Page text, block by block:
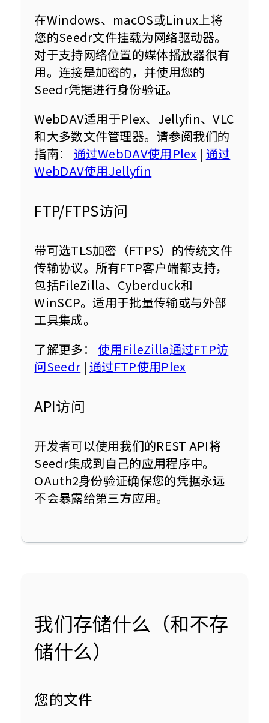
在Windows、macOS或Linux上将
您的Seedr文件挂载为网络驱动器。
对于支持网络位置的媒体播放器很有
用。连接是加密的，并使用您的
Seedr凭据进行身份验证。
WebDAV适用于Plex、Jellyfin、VLC
和大多数文件管理器。请参阅我们的
指南： 通过WebDAV使用Plex | 通过
WebDAV使用Jellyfin
FTP/FTPS访问
带可选TLS加密（FTPS）的传统文件
传输协议。所有FTP客户端都支持，
包括FileZilla、Cyberduck和
WinSCP。适用于批量传输或与外部
工具集成。
了解更多： 使用FileZilla通过FTP访
问Seedr | 通过FTP使用Plex
API访问
开发者可以使用我们的REST API将
Seedr集成到自己的应用程序中。
OAuth2身份验证确保您的凭据永远
不会暴露给第三方应用。
我们存储什么（和不存
储什么）
您的文件